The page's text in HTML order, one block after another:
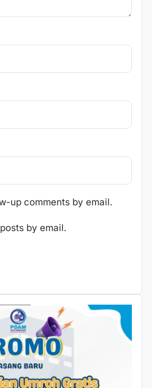
up comments by email.
by email.